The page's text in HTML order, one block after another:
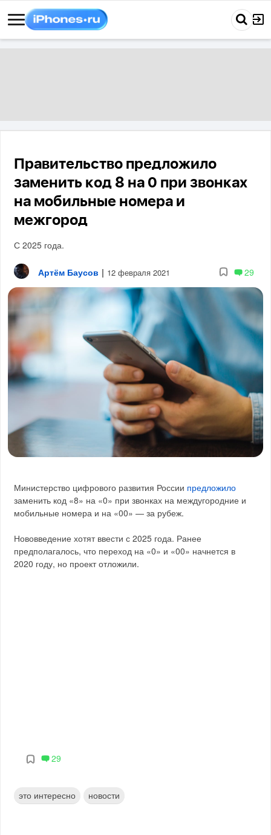
Правительство предложило
заменить код 8 на 0 при звонках
на мобильные номера и
межгород
С 2025 года.
Артём Баусов | 12 февраля 2021 29
Министерство цифрового развития России предложило
заменить код «8» на «0» при звонках на междугородние и
мобильные номера и на «00» — за рубеж.
Нововведение хотят ввести с 2025 года. Ранее
предполагалось, что переход на «0» и «00» начнется в
2020 году, но проект отложили.
29
это интересно новости